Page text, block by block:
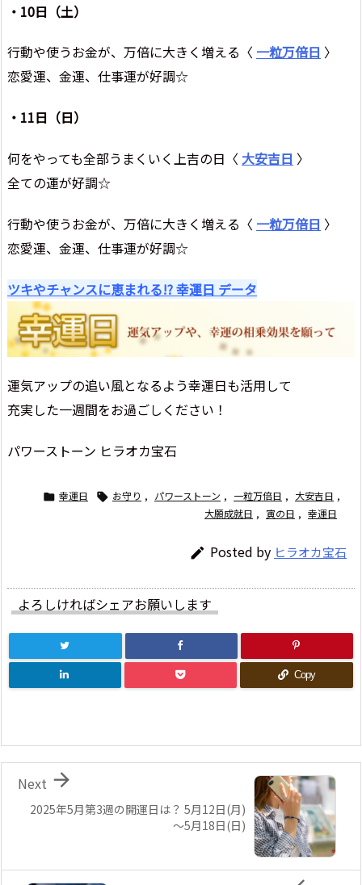
・10日（土）
行動や使うお金が、万倍に大きく増える〈 一粒万倍日 〉
恋愛運、金運、仕事運が好調☆
・11日（日）
何をやっても全部うまくいく上吉の日〈 大安吉日 〉
全ての運が好調☆
行動や使うお金が、万倍に大きく増える〈 一粒万倍日 〉
恋愛運、金運、仕事運が好調☆
ツキやチャンスに恵まれる!? 幸運日 データ
運気アップの追い風となるよう幸運日も活用して
充実した一週間をお過ごしください！
パワーストーン ヒラオカ宝石
 幸運日  お守り , パワーストーン , 一粒万倍日 , 大安吉日 ,
大願成就日 , 寅の日 , 幸運日
 Posted by ヒラオカ宝石
よろしければシェアお願いします
Copy
2025年5月第3週の開運日は？ 5月12日(月)
～5月18日(日)

Next